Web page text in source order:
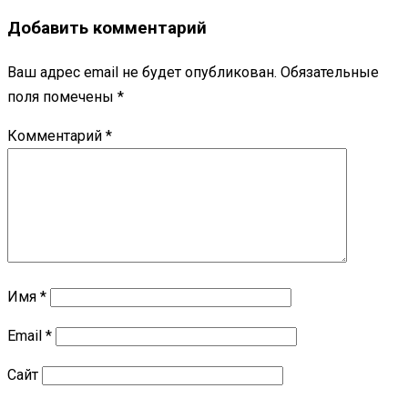
Добавить комментарий
Ваш адрес email не будет опубликован. Обязательные
поля помечены *
Комментарий *
Имя *
Email *
Сайт